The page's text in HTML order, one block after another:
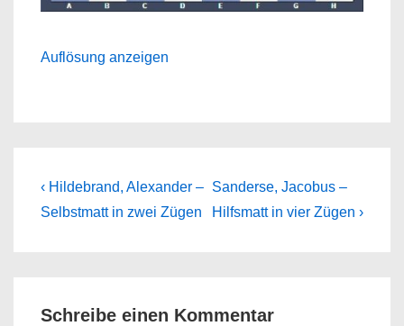
Auflösung anzeigen
Beitragsnavigation
Previous
Post
‹ Hildebrand, Alexander –
Selbstmatt in zwei Zügen
Next
Post
Sanderse, Jacobus –
Hilfsmatt in vier Zügen ›
Schreibe einen Kommentar